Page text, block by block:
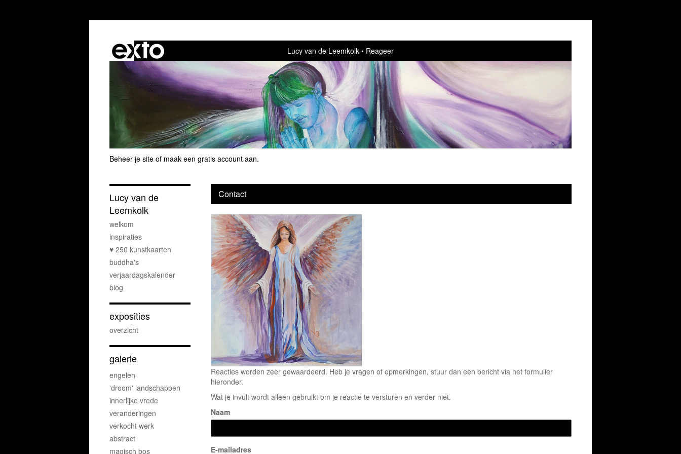
Lucy van de Leemkolk Reageer
Beheer je site of maak een gratis account aan.
Contact
Reacties worden zeer gewaardeerd. Heb je vragen of opmerkingen, stuur dan een bericht via het formulier
hieronder.
Wat je invult wordt alleen gebruikt om je reactie te versturen en verder niet.
Naam
E-mailadres
Lucy van de
Leemkolk
welkom
inspiraties
♥ 250 kunstkaarten
buddha's
verjaardagskalender
blog
exposities
overzicht
galerie
engelen
'droom' landschappen
innerlijke vrede
veranderingen
verkocht werk
abstract
magisch bos